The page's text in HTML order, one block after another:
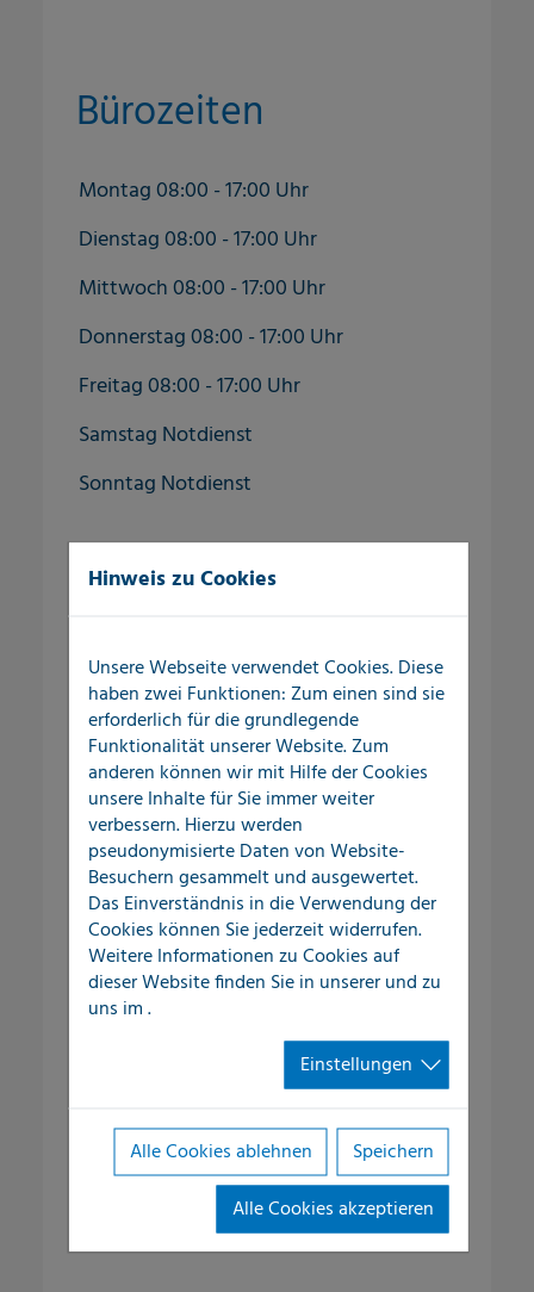
Bürozeiten
Montag 08:00 - 17:00 Uhr
Dienstag 08:00 - 17:00 Uhr
Mittwoch 08:00 - 17:00 Uhr
Donnerstag 08:00 - 17:00 Uhr
Freitag 08:00 - 17:00 Uhr
Samstag Notdienst
Sonntag Notdienst
Auch außerhalb der regulären
kostenlose
Hotline0800 56 22 832rund um die Uhr!
Dienstleistungen
SchadenERSTservice
Leckortung in Gebäuden
Leckortung im Außenbereich
Schadenaufnahme
Rohrnetzüberprüfung
Hinweis zu Cookies
Unsere Webseite verwendet Cookies. Diese
haben zwei Funktionen: Zum einen sind sie
erforderlich für die grundlegende
Funktionalität unserer Website. Zum
anderen können wir mit Hilfe der Cookies
unsere Inhalte für Sie immer weiter
verbessern. Hierzu werden
pseudonymisierte Daten von Website-
Besuchern gesammelt und ausgewertet.
Das Einverständnis in die Verwendung der
Cookies können Sie jederzeit widerrufen.
Weitere Informationen zu Cookies auf
dieser Website finden Sie in unsererund zu
uns im.
Einstellungen
Alle Cookies ablehnen
Speichern
Alle Cookies akzeptieren